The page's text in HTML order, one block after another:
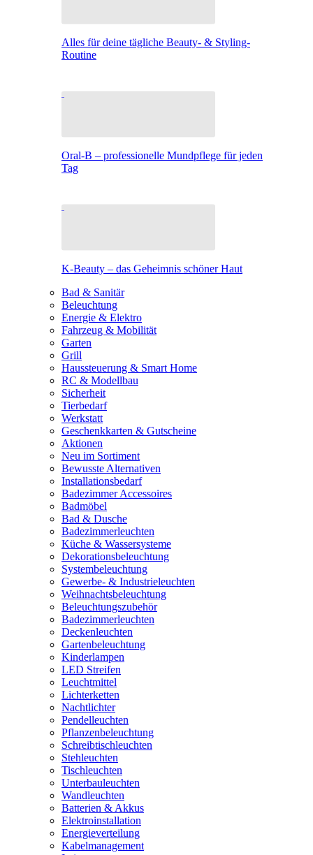
Alles für deine tägliche Beauty- & Styling-
Routine
Oral-B – professionelle Mundpflege für jeden
Tag
K-Beauty – das Geheimnis schöner Haut
Bad & Sanitär
Beleuchtung
Energie & Elektro
Fahrzeug & Mobilität
Garten
Grill
Haussteuerung & Smart Home
RC & Modellbau
Sicherheit
Tierbedarf
Werkstatt
Geschenkkarten & Gutscheine
Aktionen
Neu im Sortiment
Bewusste Alternativen
Installationsbedarf
Badezimmer Accessoires
Badmöbel
Bad & Dusche
Badezimmerleuchten
Küche & Wassersysteme
Dekorationsbeleuchtung
Systembeleuchtung
Gewerbe- & Industrieleuchten
Weihnachtsbeleuchtung
Beleuchtungszubehör
Badezimmerleuchten
Deckenleuchten
Gartenbeleuchtung
Kinderlampen
LED Streifen
Leuchtmittel
Lichterketten
Nachtlichter
Pendelleuchten
Pflanzenbeleuchtung
Schreibtischleuchten
Stehleuchten
Tischleuchten
Unterbauleuchten
Wandleuchten
Batterien & Akkus
Elektroinstallation
Energieverteilung
Kabelmanagement